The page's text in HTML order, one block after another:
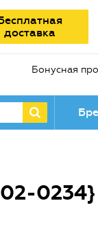
доставка
Бонусная
0234}